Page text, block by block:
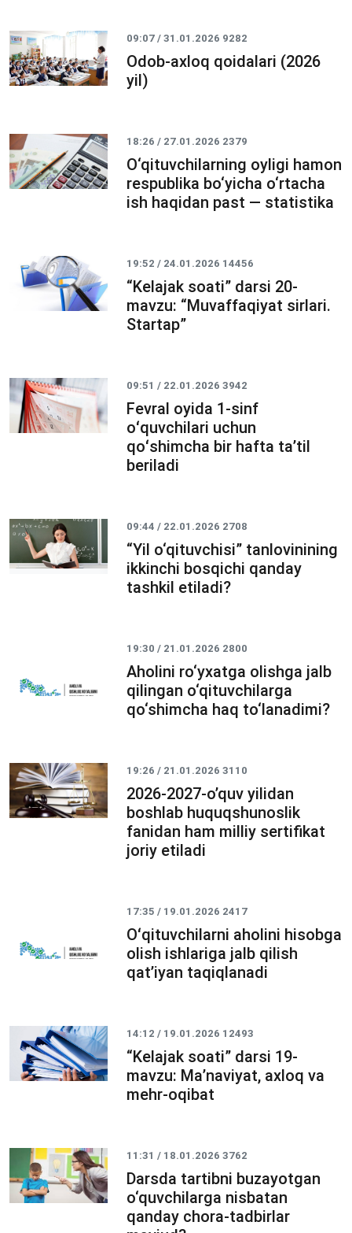
09:07 / 31.01.2026 9282
Odob-axloq qoidalari (2026
yil)
18:26 / 27.01.2026 2379
O‘qituvchilarning oyligi hamon
respublika bo‘yicha o‘rtacha
ish haqidan past — statistika
19:52 / 24.01.2026 14456
“Kelajak soati” darsi 20-
mavzu: “Muvaffaqiyat sirlari.
Startap”
09:51 / 22.01.20263942
Fevral oyida 1-sinf
oʻquvchilari uchun
qoʻshimcha bir hafta taʼtil
beriladi
09:44 / 22.01.2026 2708
“Yil o‘qituvchisi” tanlovinining
ikkinchi bosqichi qanday
tashkil etiladi?
19:30 / 21.01.2026 2800
Aholini ro‘yxatga olishga jalb
qilingan o‘qituvchilarga
qo‘shimcha haq to‘lanadimi?
19:26 / 21.01.20263110
2026-2027-o’quv yilidan
boshlab huquqshunoslik
fanidan ham milliy sertifikat
joriy etiladi
17:35 / 19.01.2026 2417
Oʻqituvchilarni aholini hisobga
olish ishlariga jalb qilish
qatʼiyan taqiqlanadi
14:12 / 19.01.2026 12493
“Kelajak soati” darsi 19-
mavzu: Ma’naviyat, axloq va
mehr-oqibat
11:31 / 18.01.20263762
Darsda tartibni buzayotgan
o‘quvchilarga nisbatan
qanday chora-tadbirlar